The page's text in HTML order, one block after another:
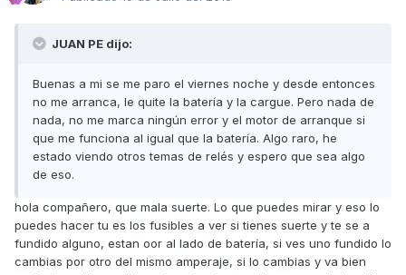
JUAN PE dijo:
Buenas a mi se me paro el viernes noche y desde entonces
no me arranca, le quite la batería y la cargue. Pero nada de
nada, no me marca ningún error y el motor de arranque si
que me funciona al igual que la batería. Algo raro, he
estado viendo otros temas de relés y espero que sea algo
de eso.
hola compañero, que mala suerte. Lo que puedes mirar y eso lo
puedes hacer tu es los fusibles a ver si tienes suerte y te se a
fundido alguno, estan oor al lado de batería, si ves uno fundido lo
cambias por otro del mismo amperaje, si lo cambias y va bien